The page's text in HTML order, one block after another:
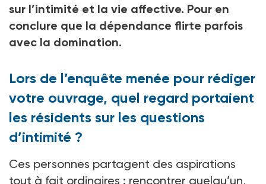
sur l’intimité et la vie affective. Pour en
conclure que la dépendance flirte parfois
avec la domination.
Lors de l’enquête menée pour rédiger
votre ouvrage, quel regard portaient
les résidents sur les questions
d’intimité ?
Ces personnes partagent des aspirations
tout à fait ordinaires : rencontrer quelqu’un,